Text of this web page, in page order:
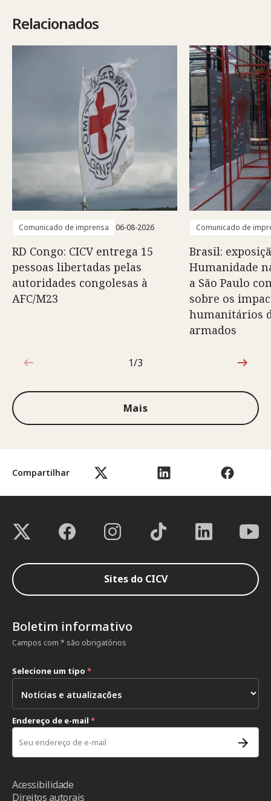
Compartilhar
Relacionados
Comunicado de imprensa 06-08-2026
RD Congo: CICV entrega 15
pessoas libertadas pelas
autoridades congolesas à
AFC/M23
Comunicado de
Brasil:
Humanidade
a São Paulo
sobre os
humanitários
armados
1 de 3
1/3
Mais
Sites do CICV
Boletim informativo
Campos com * são obrigatórios
Selecione um tipo *
Endereço de e-mail *
Acessibilidade
Direitos autorais